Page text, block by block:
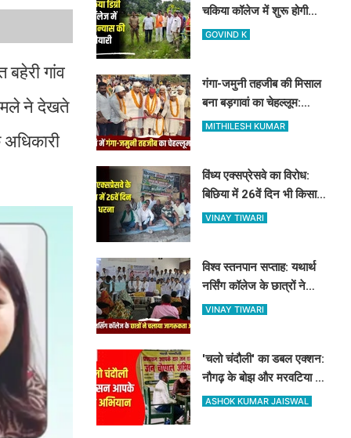
बहेरी गांव
ने देखते
चकिया कॉलेज में शुरू होगी
साइंस की पढ़ाई, विधायक और
GOVIND K
गंगा-जमुनी तहजीब की मिसाल
बना बड़गावां का चेहल्लूम:
नौहाखानी और हैरतअंगेज खेलों
MITHILESH KUMAR
विंध्य एक्सप्रेसवे का विरोध:
बिछिया में 26वें दिन भी किसानों
का धरना जारी, किसान नेता 5
VINAY TIWARI
विश्व स्तनपान सप्ताह: यथार्थ
नर्सिंग कॉलेज के छात्रों ने
चलाया जागरूकता अभियान,
VINAY TIWARI
'चलो चंदौली' का डबल एक्शन:
नौगढ़ के बोझ और मरवटिया गांव
पहुंचे अफसर, चौपाल में सुनीं
ASHOK KUMAR JAISWAL